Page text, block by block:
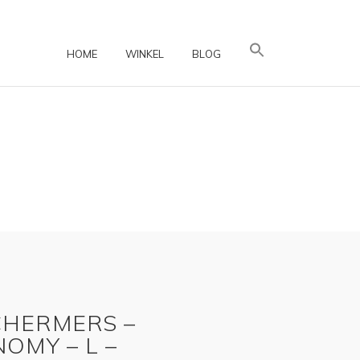
HOME WINKEL BLOG
–
– L –